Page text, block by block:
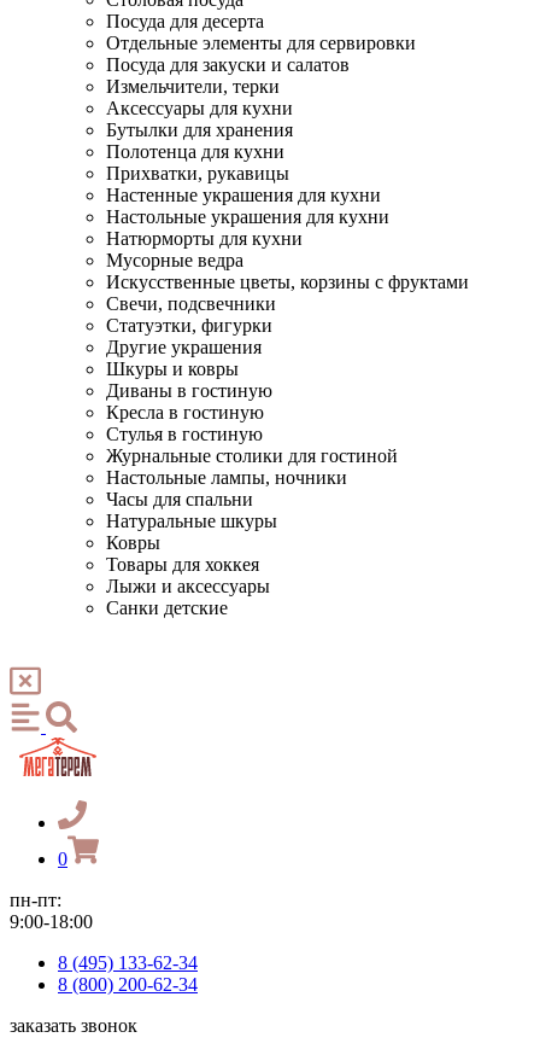
Посуда для десерта
Отдельные элементы для сервировки
Посуда для закуски и салатов
Измельчители, терки
Аксессуары для кухни
Бутылки для хранения
Полотенца для кухни
Прихватки, рукавицы
Настенные украшения для кухни
Настольные украшения для кухни
Натюрморты для кухни
Мусорные ведра
Искусственные цветы, корзины с фруктами
Свечи, подсвечники
Статуэтки, фигурки
Другие украшения
Шкуры и ковры
Диваны в гостиную
Кресла в гостиную
Стулья в гостиную
Журнальные столики для гостиной
Настольные лампы, ночники
Часы для спальни
Натуральные шкуры
Ковры
Товары для хоккея
Лыжи и аксессуары
Санки детские
0
пн-пт:
9:00-18:00
8 (495) 133-62-34
8 (800) 200-62-34
заказать звонок